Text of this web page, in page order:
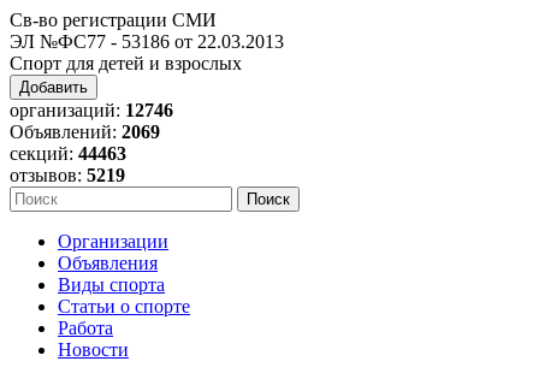
Св-во регистрации СМИ
ЭЛ №ФС77 - 53186 от 22.03.2013
Спорт для детей и взрослых
Добавить
организаций: 12746
Объявлений: 2069
секций: 44463
отзывов: 5219
Организации
Объявления
Виды спорта
Статьи о спорте
Работа
Новости